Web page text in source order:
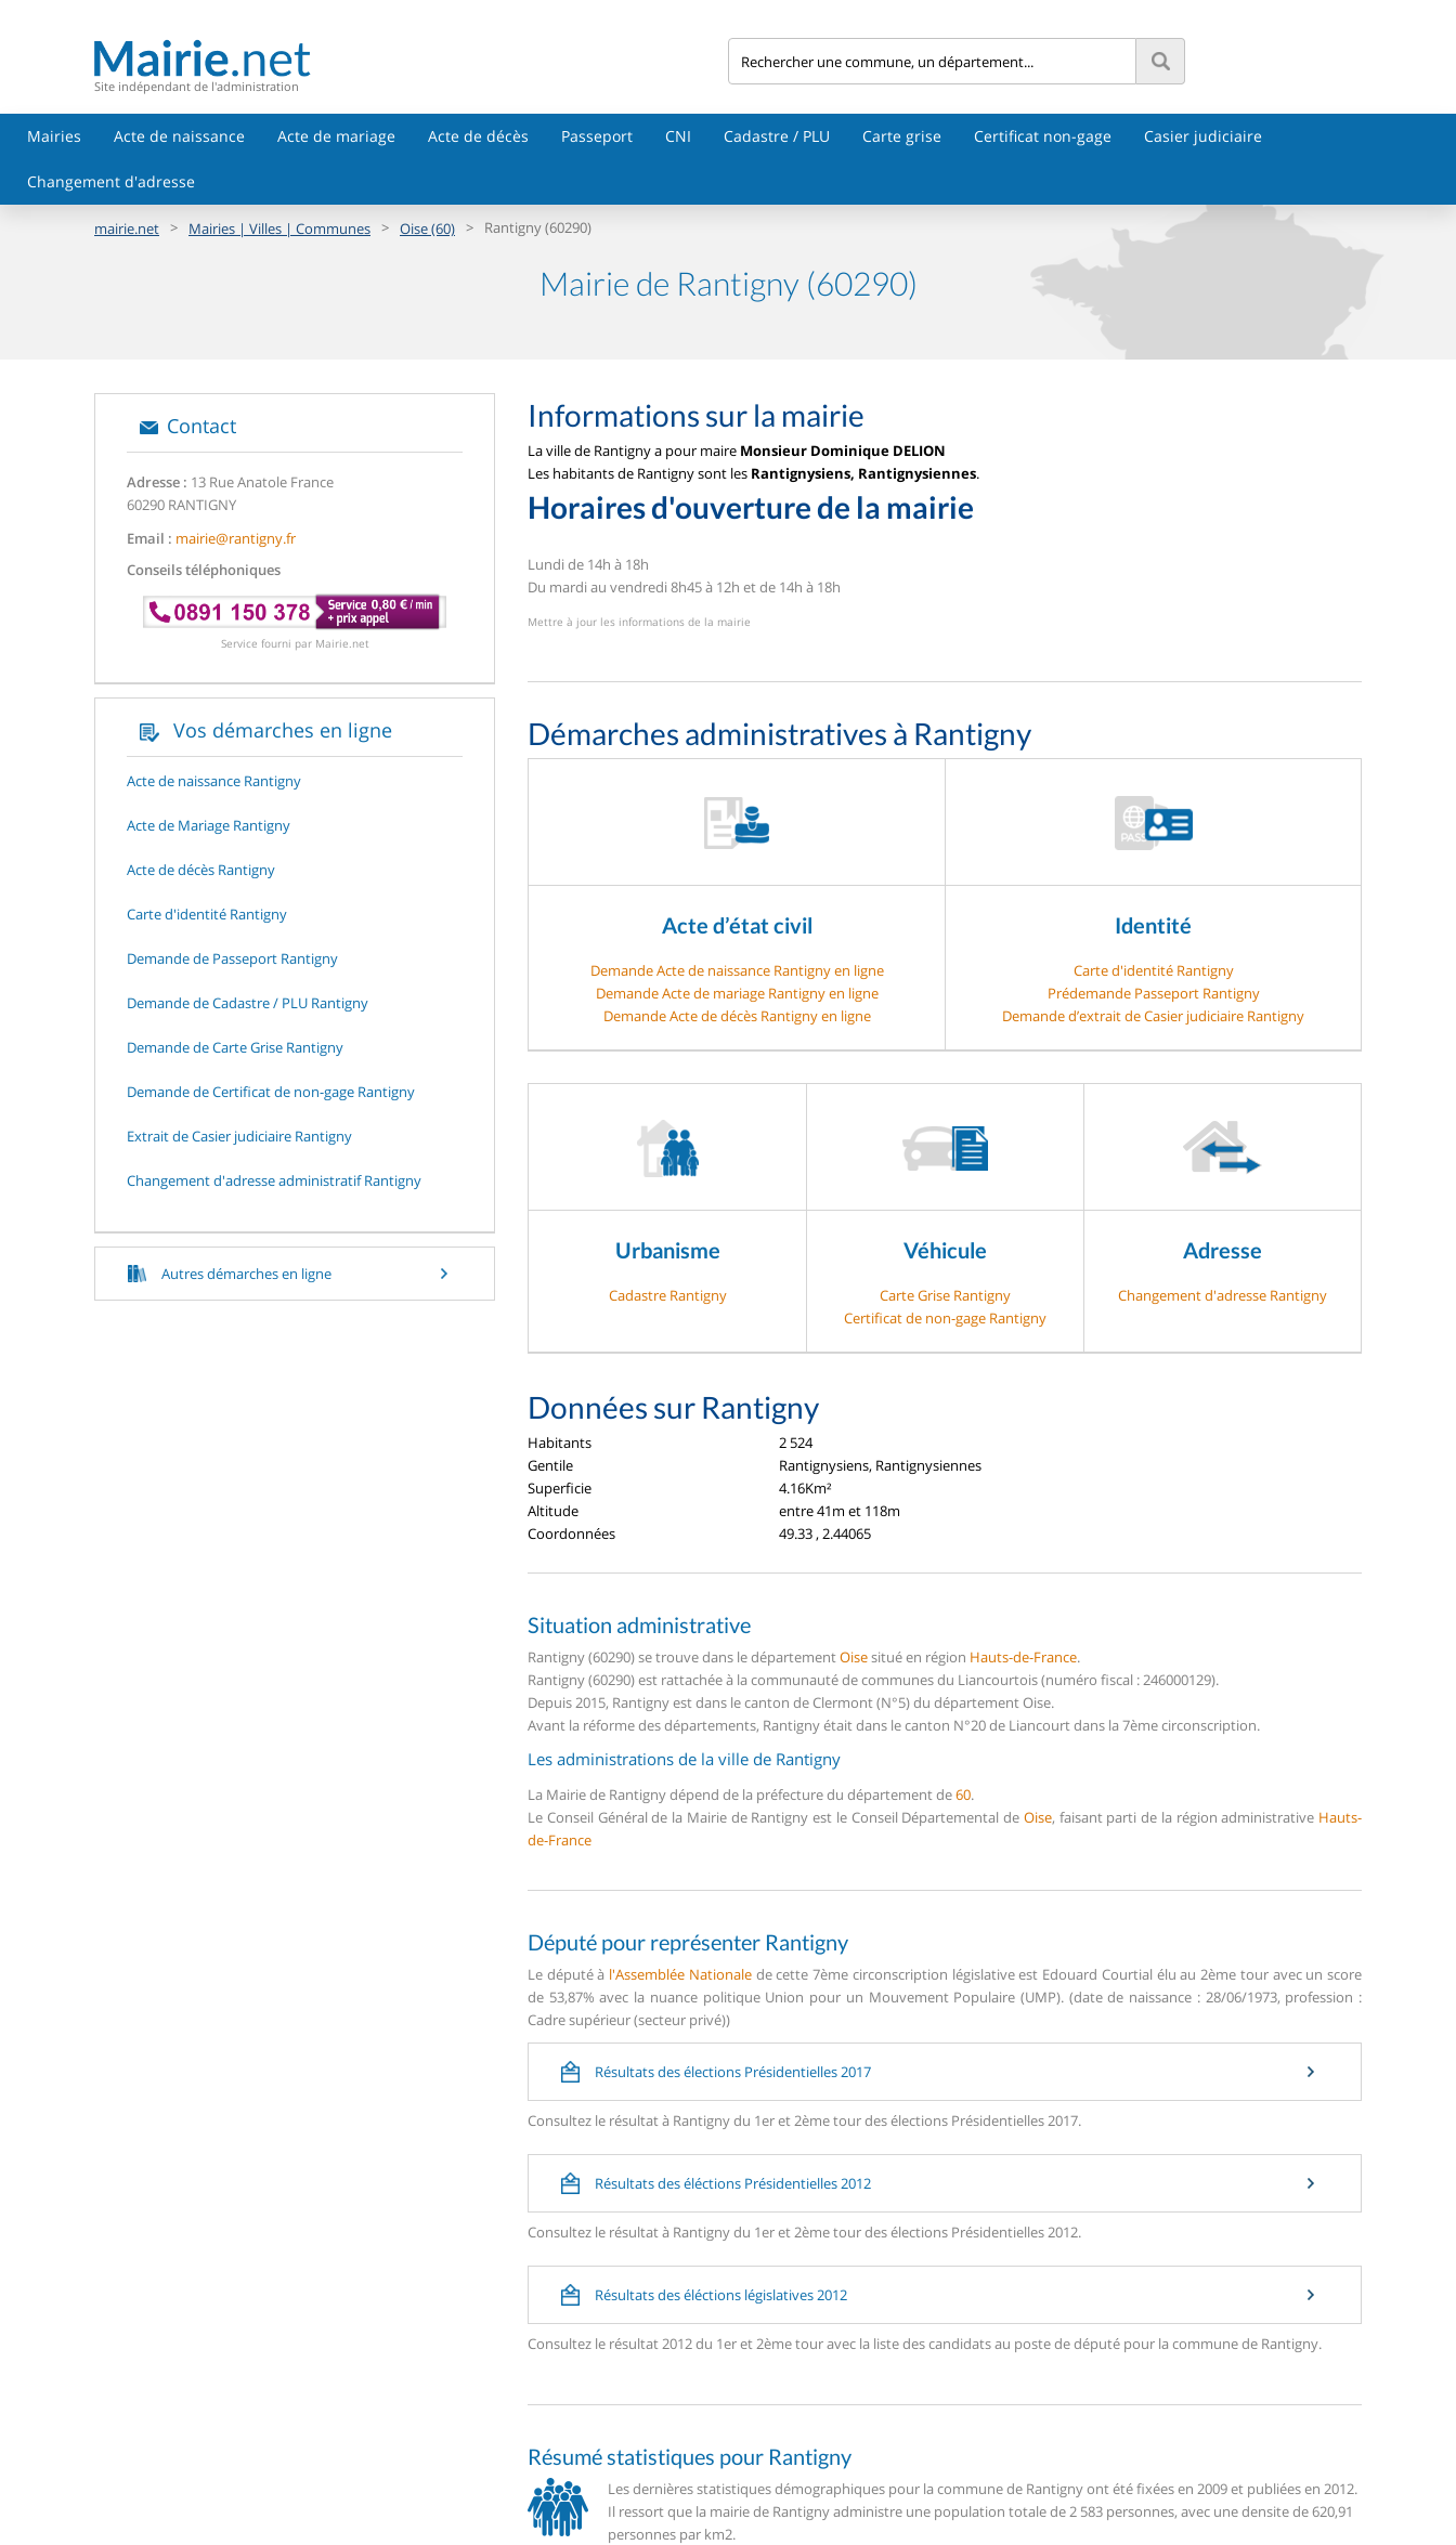
Site indépendant de l'administration
Mairies Acte de naissance Acte de mariage Acte de décès Passeport CNI Cadastre / PLU Carte grise Certificat non-gage Casier judiciaire
Changement d'adresse
mairie.net > Mairies | Villes | Communes > Oise (60) > Rantigny (60290)
Mairie de Rantigny (60290)
Contact
Adresse : 13 Rue Anatole France
60290 RANTIGNY
Email : mairie@rantigny.fr
Conseils téléphoniques
Service fourni par Mairie.net
Vos démarches en ligne
Acte de naissance Rantigny
Acte de Mariage Rantigny
Acte de décès Rantigny
Carte d'identité Rantigny
Demande de Passeport Rantigny
Demande de Cadastre / PLU Rantigny
Demande de Carte Grise Rantigny
Demande de Certificat de non-gage Rantigny
Extrait de Casier judiciaire Rantigny
Changement d'adresse administratif Rantigny
Autres démarches en ligne
Informations sur la mairie
La ville de Rantigny a pour maire Monsieur Dominique DELION
Les habitants de Rantigny sont les Rantignysiens, Rantignysiennes.
Horaires d'ouverture de la mairie
Lundi de 14h à 18h
Du mardi au vendredi 8h45 à 12h et de 14h à 18h
Mettre à jour les informations de la mairie
Démarches administratives à Rantigny
Acte d’état civil
Demande Acte de naissance Rantigny en ligne
Demande Acte de mariage Rantigny en ligne
Demande Acte de décès Rantigny en ligne
Identité
Carte d'identité Rantigny
Prédemande Passeport Rantigny
Demande d’extrait de Casier judiciaire Rantigny
Urbanisme
Cadastre Rantigny
Véhicule
Carte Grise Rantigny
Certificat de non-gage Rantigny
Adresse
Changement d'adresse Rantigny
Données sur Rantigny
Habitants
2 524
Gentile
Rantignysiens, Rantignysiennes
Superficie
4.16Km²
Altitude
entre 41m et 118m
Coordonnées
49.33 , 2.44065
Situation administrative
Rantigny (60290) se trouve dans le départementOisesitué en région Hauts-de-France.
Rantigny (60290) est rattachée à la communauté de communes du Liancourtois (numéro fiscal : 246000129).
Depuis 2015, Rantigny est dans le canton de Clermont (N°5) du département Oise.
Avant la réforme des départements, Rantigny était dans le canton N°20 de Liancourt dans la 7ème circonscription.
Les administrations de la ville de Rantigny
La Mairie de Rantigny dépend de la préfecture du département de60.
Le Conseil Général de la Mairie de Rantigny est le Conseil Départemental de Oise, faisant parti de la région administrative Hauts-
de-France
Député pour représenter Rantigny
Le député à l'Assemblée Nationalede cette 7ème circonscription législative est Edouard Courtial élu au 2ème tour avec un score
de 53,87% avec la nuance politique Union pour un Mouvement Populaire (UMP). (date de naissance : 28/06/1973, profession :
Cadre supérieur (secteur privé))
Résultats des élections Présidentielles 2017
Consultez le résultat à Rantigny du 1er et 2ème tour des élections Présidentielles 2017.
Résultats des éléctions Présidentielles 2012
Consultez le résultat à Rantigny du 1er et 2ème tour des élections Présidentielles 2012.
Résultats des éléctions législatives 2012
Consultez le résultat 2012 du 1er et 2ème tour avec la liste des candidats au poste de député pour la commune de Rantigny.
Résumé statistiques pour Rantigny
Les dernières statistiques démographiques pour la commune de Rantigny ont été fixées en 2009 et publiées en 2012.
Il ressort que la mairie de Rantigny administre une population totale de 2 583 personnes, avec une densite de 620,91
personnes par km2.